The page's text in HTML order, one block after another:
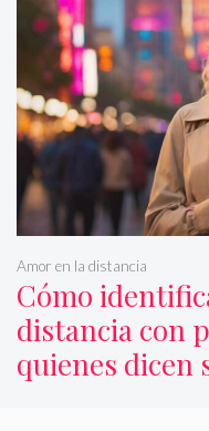
Cómo
distancia con
quienes dicen
Amor en la distancia